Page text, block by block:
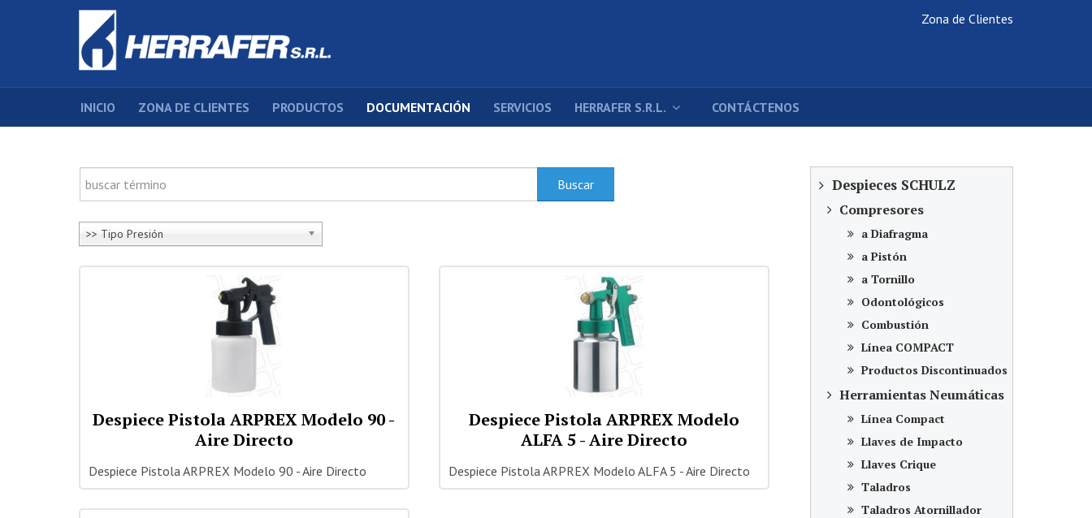
Zona de Clientes
INICIO ZONA DE CLIENTES PRODUCTOS DOCUMENTACIÓN SERVICIOS HERRAFER S.R.L. CONTÁCTENOS
Buscar
>> Tipo Presión
Despiece Pistola ARPREX Modelo 90 -
Aire Directo
Despiece Pistola ARPREX Modelo 90 - Aire Directo
Despiece Pistola ARPREX Modelo
ALFA 5 - Aire Directo
Despiece Pistola ARPREX Modelo ALFA 5 - Aire Directo
Despieces SCHULZ
Compresores
a Diafragma
a Pistón
a Tornillo
Odontológicos
Combustión
Línea COMPACT
Productos Discontinuados
Herramientas Neumáticas
Línea Compact
Llaves de Impacto
Llaves Crique
Taladros
Taladros Atornillador